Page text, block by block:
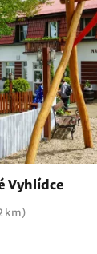
Vyhlídce
km)